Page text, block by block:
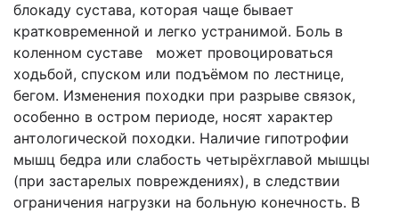
блокаду сустава, которая чаще бывает
кратковременной и легко устранимой. Боль в
коленном суставе может провоцироваться
ходьбой, спуском или подъёмом по лестнице,
бегом. Изменения походки при разрыве связок,
особенно в остром периоде, носят характер
антологической походки. Наличие гипотрофии
мышц бедра или слабость четырёхглавой мышцы
(при застарелых повреждениях), в следствии
ограничения нагрузки на больную конечность. В